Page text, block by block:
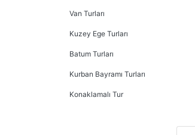
Van Turları
Kuzey Ege Turları
Batum Turları
Kurban Bayramı Turları
Konaklamalı Tur